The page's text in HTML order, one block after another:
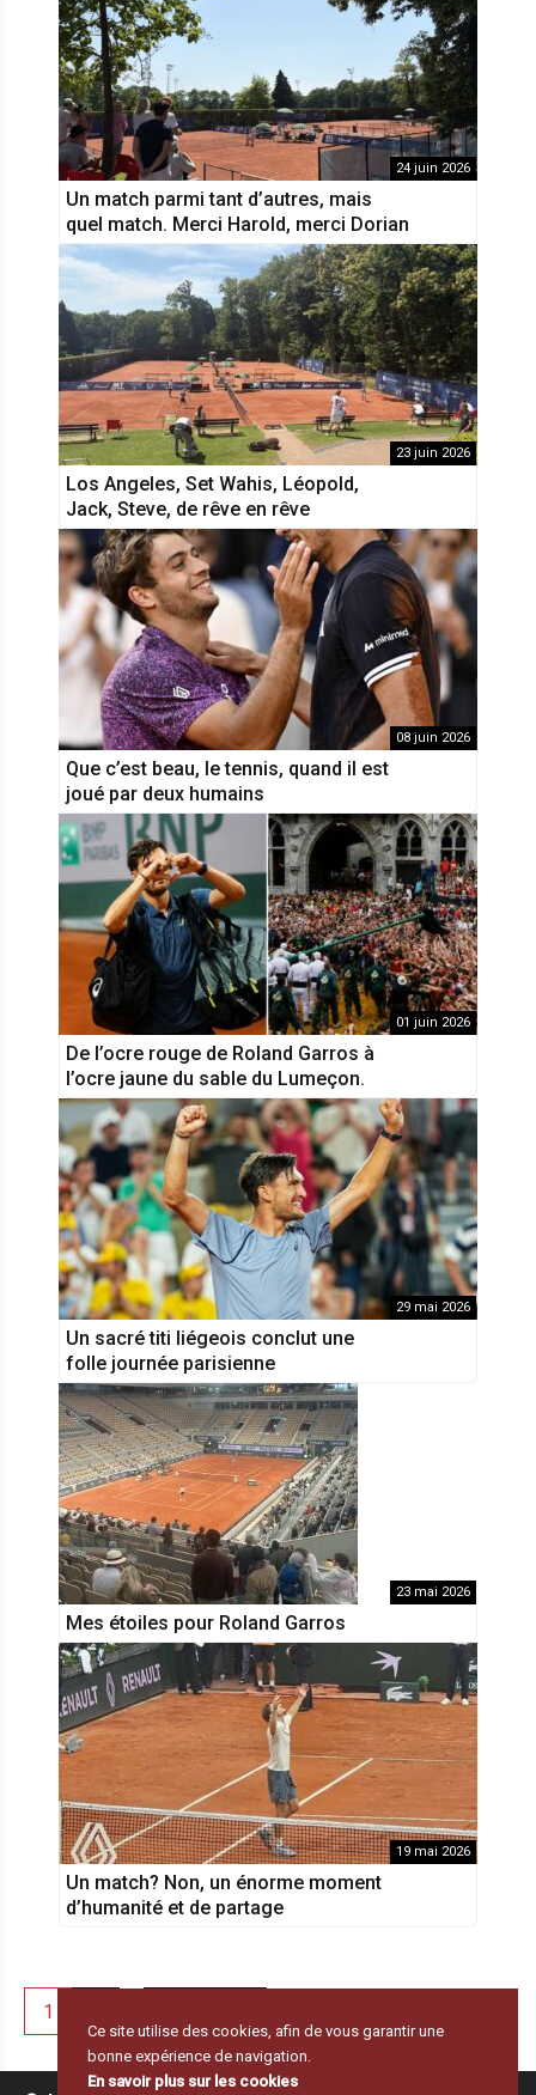
24 juin 2026
Un match parmi tant d’autres, mais
quel match. Merci Harold, merci Dorian
23 juin 2026
Los Angeles, Set Wahis, Léopold,
Jack, Steve, de rêve en rêve
08 juin 2026
Que c’est beau, le tennis, quand il est
joué par deux humains
01 juin 2026
De l’ocre rouge de Roland Garros à
l’ocre jaune du sable du Lumeçon.
29 mai 2026
Un sacré titi liégeois conclut une
folle journée parisienne
23 mai 2026
Mes étoiles pour Roland Garros
19 mai 2026
Un match? Non, un énorme moment
d’humanité et de partage
Pagination
des
publications
1 …
Ce site utilise des cookies, afin de vous garantir une
bonne expérience de navigation.
En savoir plus sur les cookies